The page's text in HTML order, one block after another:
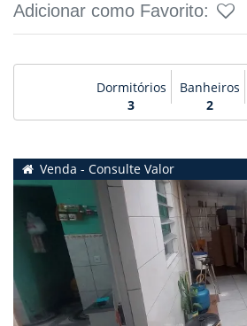
Adicionar como Favorito:
Dormitórios
3
Banheiros
2
Venda - Consulte Valor